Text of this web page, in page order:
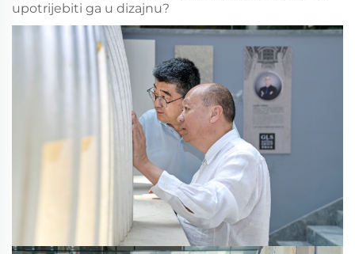
upotrijebiti ga u dizajnu?